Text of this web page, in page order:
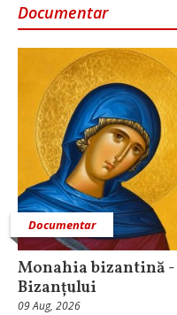
Documentar
Documentar
Monahia bizantină
Bizanțului
09 Aug, 2026